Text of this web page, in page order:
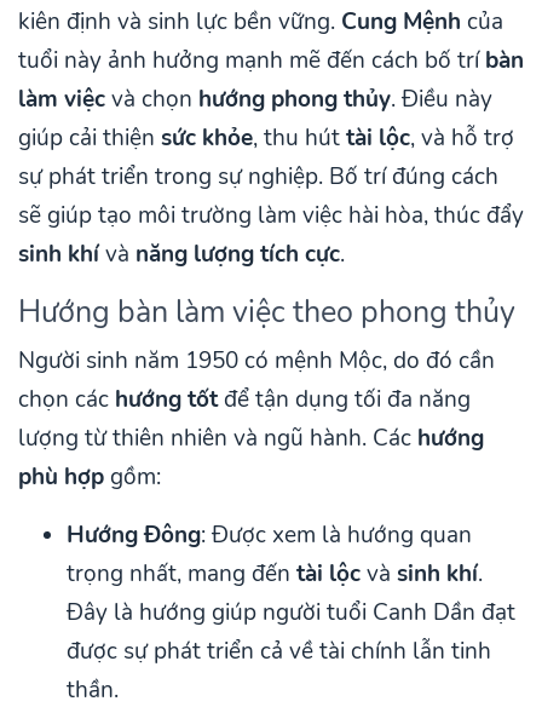
kiên định và sinh lực bền vững. Cung Mệnh của
tuổi này ảnh hưởng mạnh mẽ đến cách bố tríbàn
làm việcvà chọn hướng phong thủy. Điều này
giúp cải thiện sức khỏe, thu húttài lộc, và hỗ trợ
sự phát triển trong sự nghiệp. Bố trí đúng cách
sẽ giúp tạo môi trường làm việc hài hòa, thúc đẩy
sinh khívà năng lượng tích cực.
Hướng bàn làm việc theo phong thủy
Người sinh năm 1950 có mệnh Mộc, do đó cần
chọn các hướng tốtđể tận dụng tối đa năng
lượng từ thiên nhiên và ngũ hành. Các hướng
phù hợp gồm:
Hướng Đông: Được xem là hướng quan
trọng nhất, mang đến tài lộcvà sinh khí.
Đây là hướng giúp người tuổi Canh Dần đạt
được sự phát triển cả về tài chính lẫn tinh
thần.